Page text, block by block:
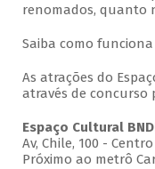
renomados, quanto
Saiba como funciona
As atrações do
através de concurso
Espaço Cultural
Av, Chile, 100 - Centro
Próximo ao metrô